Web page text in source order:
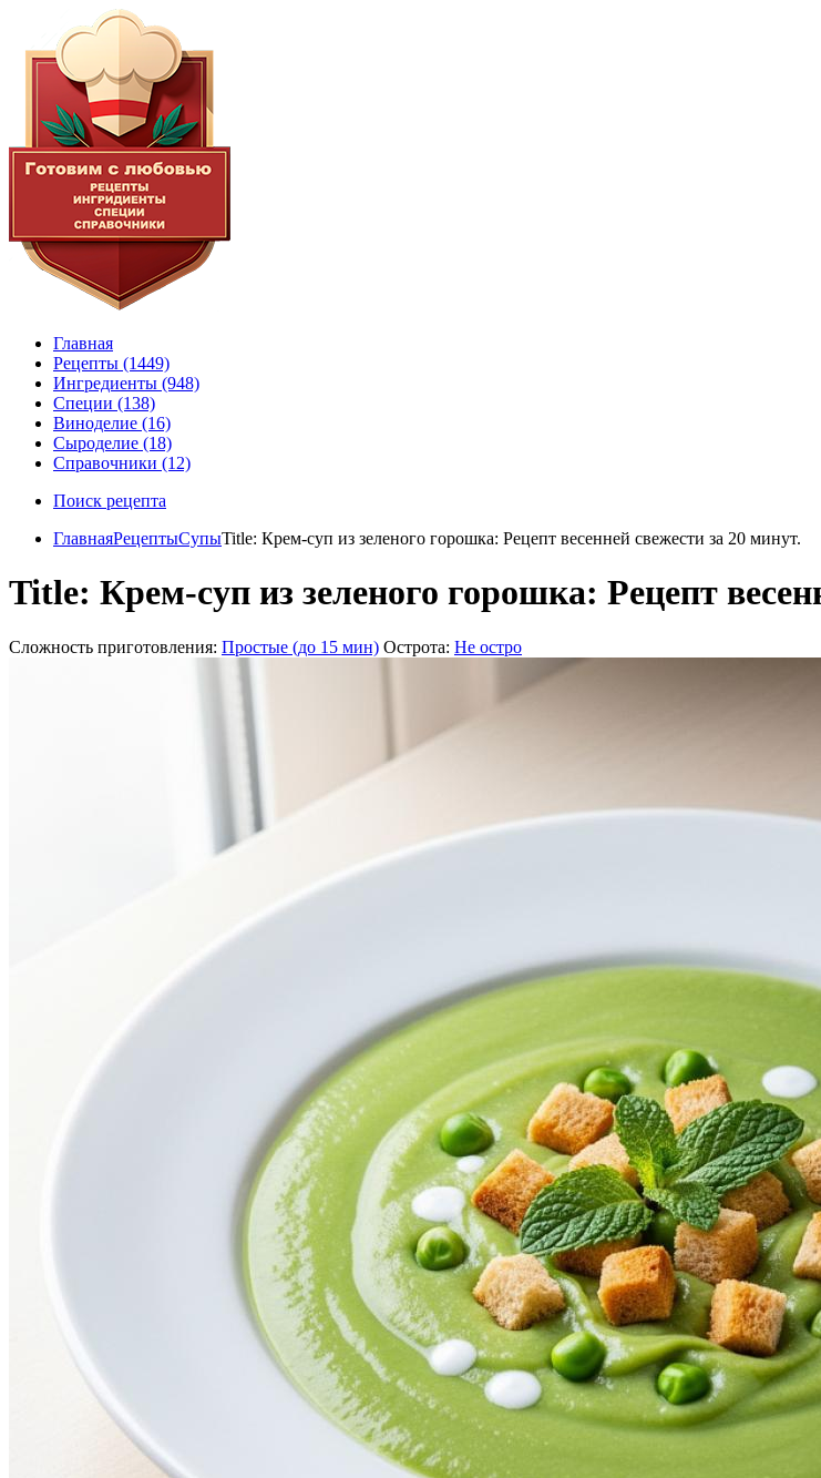
Главная
Рецепты (1449)
Ингредиенты (948)
Специи (138)
Виноделие (16)
Сыроделие (18)
Справочники (12)
Поиск рецепта
ГлавнаяРецептыСупыTitle: Крем-суп из зеленого горошка: Рецепт весенней свежести за 20 минут.
Title: Крем-суп из зеленого горошка: Рецепт
Сложность приготовления: Простые (до 15 мин) Острота: Не остро